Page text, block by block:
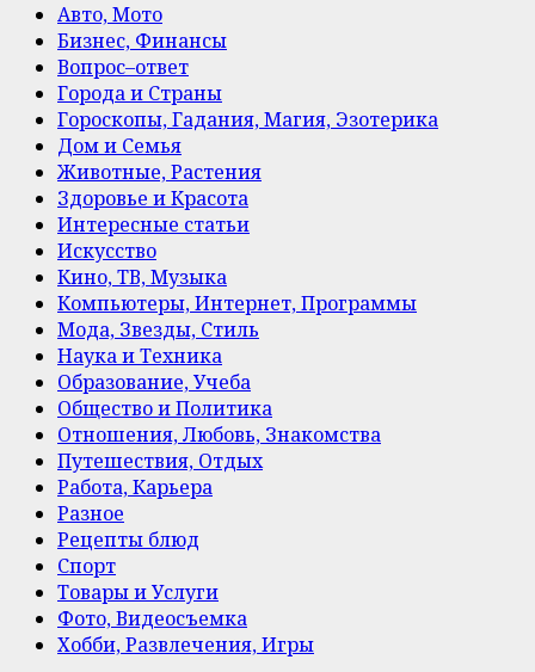
Авто, Мото
Бизнес, Финансы
Вопрос–ответ
Города и Страны
Гороскопы, Гадания, Магия, Эзотерика
Дом и Семья
Животные, Растения
Здоровье и Красота
Интересные статьи
Искусство
Кино, ТВ, Музыка
Компьютеры, Интернет, Программы
Мода, Звезды, Стиль
Наука и Техника
Образование, Учеба
Общество и Политика
Отношения, Любовь, Знакомства
Путешествия, Отдых
Работа, Карьера
Разное
Рецепты блюд
Спорт
Товары и Услуги
Фото, Видеосъемка
Хобби, Развлечения, Игры